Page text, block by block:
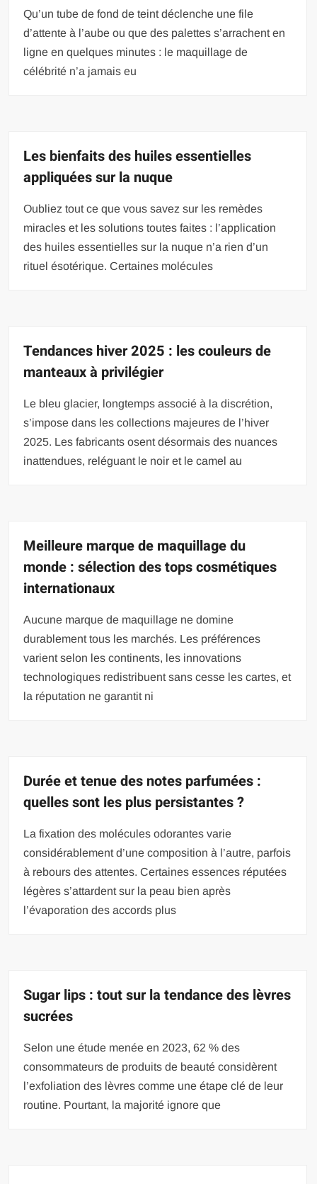
Qu’un tube de fond de teint déclenche une file
d’attente à l’aube ou que des palettes s’arrachent en
ligne en quelques minutes : le maquillage de
célébrité n’a jamais eu
Les bienfaits des huiles essentielles
appliquées sur la nuque
Oubliez tout ce que vous savez sur les remèdes
miracles et les solutions toutes faites : l’application
des huiles essentielles sur la nuque n’a rien d’un
rituel ésotérique. Certaines molécules
Tendances hiver 2025 : les couleurs de
manteaux à privilégier
Le bleu glacier, longtemps associé à la discrétion,
s’impose dans les collections majeures de l’hiver
2025. Les fabricants osent désormais des nuances
inattendues, reléguant le noir et le camel au
Meilleure marque de maquillage du
monde : sélection des tops cosmétiques
internationaux
Aucune marque de maquillage ne domine
durablement tous les marchés. Les préférences
varient selon les continents, les innovations
technologiques redistribuent sans cesse les cartes, et
la réputation ne garantit ni
Durée et tenue des notes parfumées :
quelles sont les plus persistantes ?
La fixation des molécules odorantes varie
considérablement d’une composition à l’autre, parfois
à rebours des attentes. Certaines essences réputées
légères s’attardent sur la peau bien après
l’évaporation des accords plus
Sugar lips : tout sur la tendance des lèvres
sucrées
Selon une étude menée en 2023, 62 % des
consommateurs de produits de beauté considèrent
l’exfoliation des lèvres comme une étape clé de leur
routine. Pourtant, la majorité ignore que